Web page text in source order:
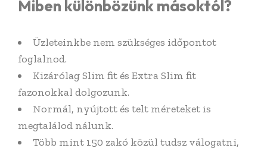
Miben különbözünk másoktól?
Üzleteinkbe nem szükséges időpontot
foglalnod.
Kizárólag Slim fit és Extra Slim fit
fazonokkal dolgozunk.
Normál, nyújtott és telt méreteket is
megtalálod nálunk.
Több mint 150 zakó közül tudsz válogatni,